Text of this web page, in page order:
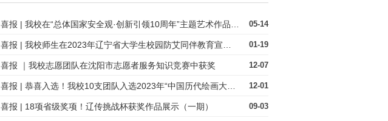
05-14
01-19
喜报 ｜我校志愿团队在沈阳市志愿者服务知识竞赛中获奖 12-07
12-01
喜报 | 18项省级奖项！辽传挑战杯获奖作品展示（一期） 09-03